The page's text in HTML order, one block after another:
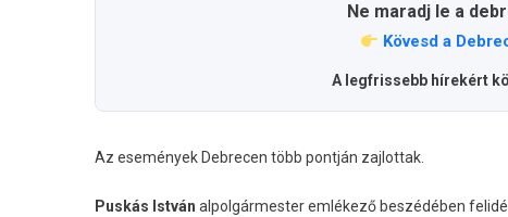
Ne maradj le a
Kövesd a
A legfrissebb hírekért
Az események Debrecen több pontján zajlottak.
Puskás István alpolgármester emlékező beszédében